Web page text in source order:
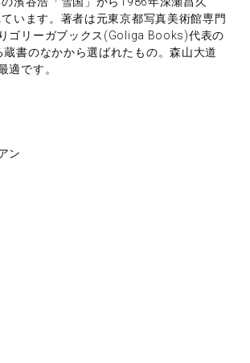
います。著者は元東京都写真美術館専門
ゴリーガブックス(Goliga Books)代表の
書のなかから選ばれたもの。森山大道
適です。
ン